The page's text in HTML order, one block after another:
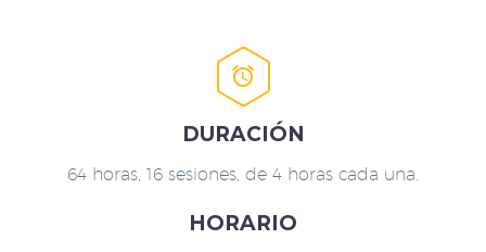


DURACIÓN
64 horas, 16 sesiones, de 4 horas cada una.
HORARIO